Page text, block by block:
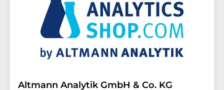
Altmann Analytik GmbH & Co. KG